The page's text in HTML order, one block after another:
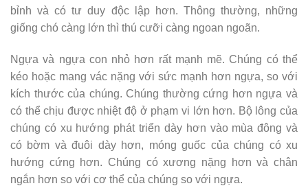
bỉnh và có tư duy độc lập hơn. Thông thường, những
giống chó càng lớn thì thú cưỡi càng ngoan ngoãn.
Ngựa và ngựa con nhỏ hơn rất mạnh mẽ. Chúng có thể
kéo hoặc mang vác nặng với sức mạnh hơn ngựa, so với
kích thước của chúng. Chúng thường cứng hơn ngựa và
có thể chịu được nhiệt độ ở phạm vi lớn hơn. Bộ lông của
chúng có xu hướng phát triển dày hơn vào mùa đông và
có bờm và đuôi dày hơn, móng guốc của chúng có xu
hướng cứng hơn. Chúng có xương nặng hơn và chân
ngắn hơn so với cơ thể của chúng so với ngựa.